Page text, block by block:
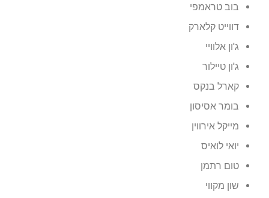
בוב טראמפי
דווייט קלארק
ג'ון אלוויי
ג'ון טיילור
קארל בנקס
בומר אסיסון
מייקל אירווין
יואי לואיס
טום רתמן
שון מקווי